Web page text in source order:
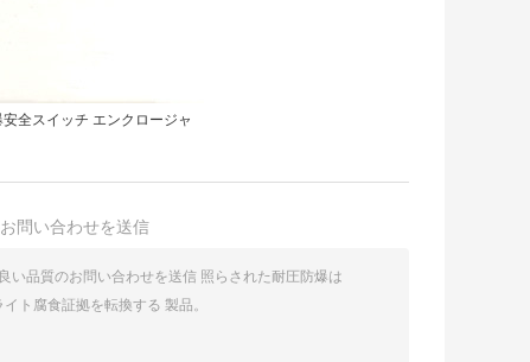
全スイッチ エンクロージャ
問い合わせを送信